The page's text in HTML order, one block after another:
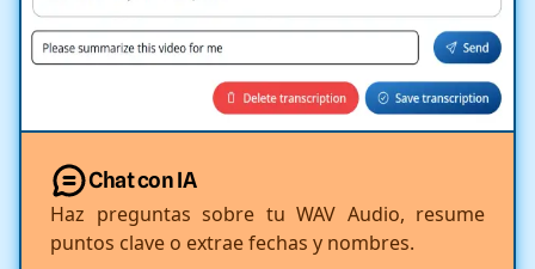
Chat con IA
Haz preguntas sobre tu WAV Audio, resume
puntos clave o extrae fechas y nombres.